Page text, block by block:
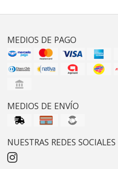
MEDIOS DE PAGO
MEDIOS DE ENVÍO
NUESTRAS REDES SOCIALES